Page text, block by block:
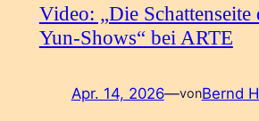
Video: „Die Schattenseite
Yun-Shows“ bei ARTE
Apr. 14, 2026—vonBernd